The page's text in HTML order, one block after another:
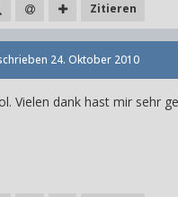
Zitieren
24. Oktober 2010
Vielen dank hast mir sehr